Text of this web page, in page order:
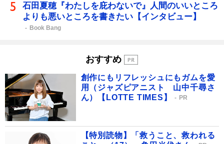
石田夏穂『わたしを庇わないで』人間のいいところ
よりも悪いところを書きたい【インタビュー】
Book Bang
おすすめ
創作にもリフレッシュにもガムを愛
用（ジャズピアニスト 山中千尋さ
ん）【LOTTE TIMES】
PR
【特別読物】「救うこと、救われる